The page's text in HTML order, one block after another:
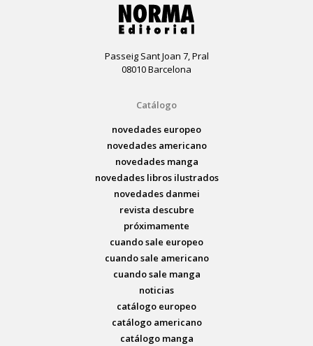
Passeig Sant Joan 7, Pral
08010 Barcelona
Catálogo
novedades europeo
novedades americano
novedades manga
novedades libros ilustrados
novedades danmei
revista descubre
próximamente
cuando sale europeo
cuando sale americano
cuando sale manga
noticias
catálogo europeo
catálogo americano
catálogo manga